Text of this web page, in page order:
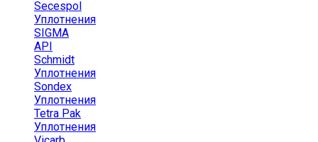
Secespol
Уплотнения
SIGMA
API
Schmidt
Уплотнения
Sondex
Уплотнения
Tetra Pak
Уплотнения